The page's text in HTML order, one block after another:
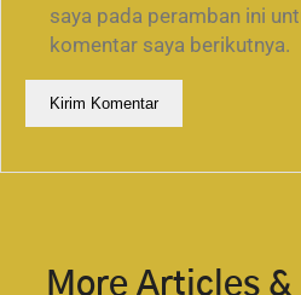
saya pada peramban ini
komentar saya berikutnya.
More Articles &